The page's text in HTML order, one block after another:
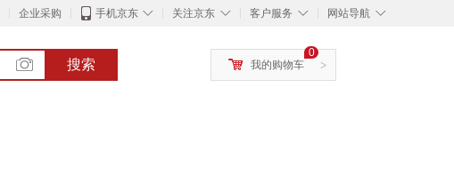
企业采购 ◇
手机京东 ◇
关注京东 ◇
客户服务 ◇
网站导航
搜索 >
0
我的购物车